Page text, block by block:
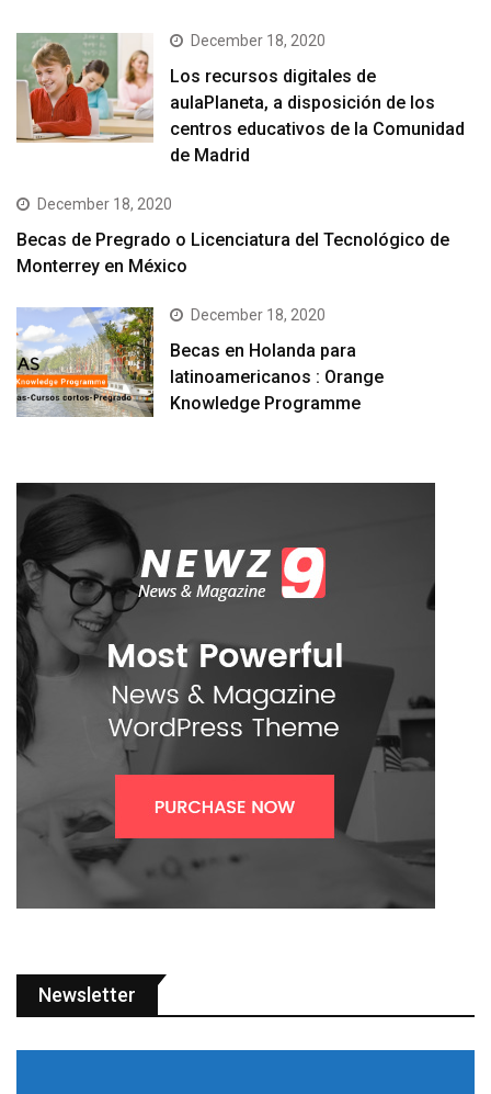
December 18, 2020
Los recursos digitales de
aulaPlaneta, a disposición de los
centros educativos de la Comunidad
de Madrid
December 18, 2020
Becas de Pregrado o Licenciatura del Tecnológico de
Monterrey en México
December 18, 2020
Becas en Holanda para
latinoamericanos : Orange
Knowledge Programme
Newsletter